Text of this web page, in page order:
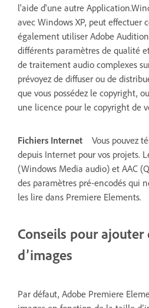
l'aide d'une autre
avec Windows XP, peut effectuer
également utiliser Adobe
différents paramètres de qualité
de traitement audio complexes
prévoyez de diffuser ou de
que vous possédez le copyright,
une licence pour le copyright de
Fichiers Internet
Vous pouvez
depuis Internet pour vos projets.
(Windows Media audio) et AAC
des paramètres pré-encodés qui
les lire dans Premiere Elements.
Conseils pour ajouter
d’images
Par défaut, Adobe Premiere